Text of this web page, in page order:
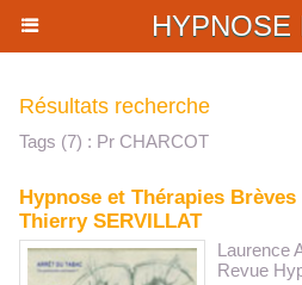
HYPNOSE
Résultats recherche
Tags (7) : Pr CHARCOT
Hypnose et Thérapies
Thierry SERVILLAT
Laurence
Revue